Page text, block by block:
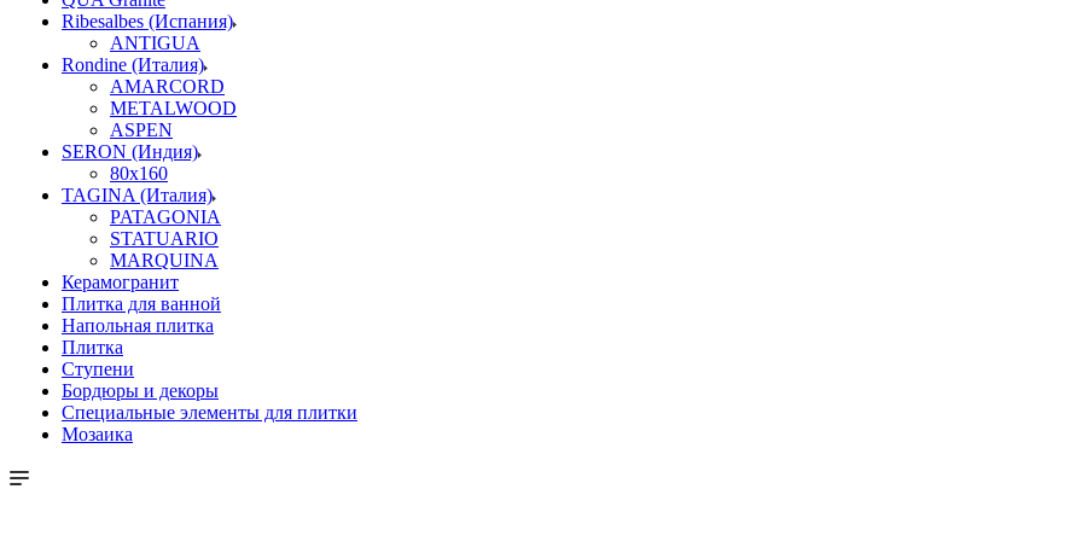
Ribesalbes (Испания)
ANTIGUA
Rondine (Италия)
AMARCORD
METALWOOD
ASPEN
SERON (Индия)
80x160
TAGINA (Италия)
PATAGONIA
STATUARIO
MARQUINA
Керамогранит
Плитка для ванной
Напольная плитка
Плитка
Ступени
Бордюры и декоры
Специальные элементы для плитки
Мозаика